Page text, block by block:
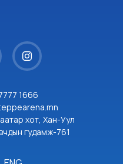
1666
хот, Хан-Уул
гудамж-761